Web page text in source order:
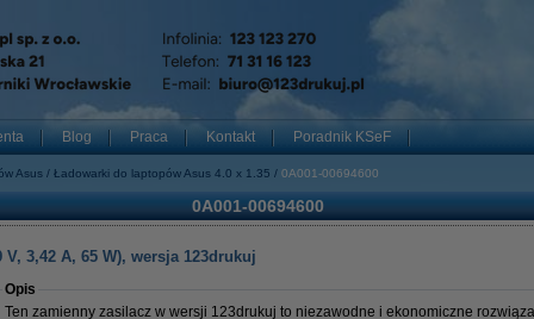
Blog Praca Kontakt Poradnik KSeF
Asus Ładowarki do laptopów Asus 4.0 x 1.35 0A001-00694600
0A001-00694600
3,42 A, 65 W), wersja 123drukuj
Opis
Ten zamienny zasilacz w wersji 123drukuj to niezawodne i ekonomiczne